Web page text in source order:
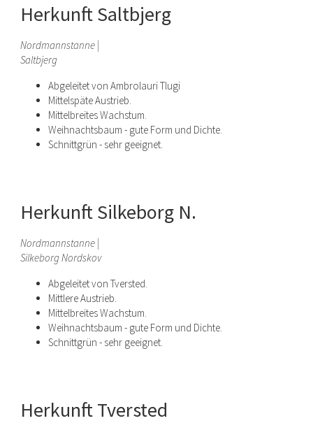
Herkunft Saltbjerg
Nordmannstanne |
Saltbjerg
Abgeleitet von Ambrolauri Tlugi
Mittelspäte Austrieb.
Mittelbreites Wachstum.
Weihnachtsbaum - gute Form und Dichte.
Schnittgrün - sehr geeignet.
Herkunft Silkeborg N.
Nordmannstanne |
Silkeborg Nordskov
Abgeleitet von Tversted.
Mittlere Austrieb.
Mittelbreites Wachstum.
Weihnachtsbaum - gute Form und Dichte.
Schnittgrün - sehr geeignet.
Herkunft Tversted